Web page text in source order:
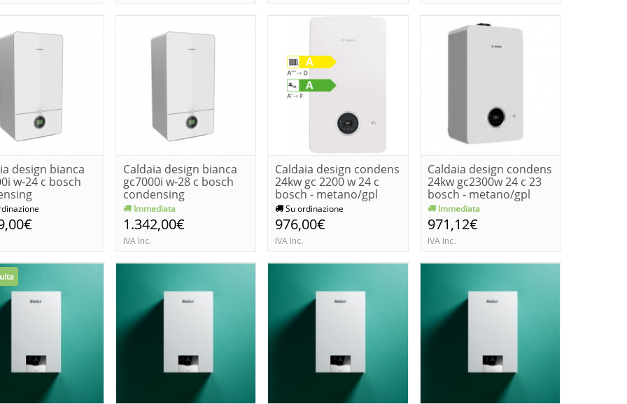
design bianca
w-24 c bosch
gpl
Caldaia design bianca
gc7000i w-28 c bosch
condensing
metano/gpl
Immediata
1.342,00€
IVA Inc.
Caldaia design condens
24kw gc 2200 w 24 c
bosch - metano/gpl
Su ordinazione
976,00€
IVA Inc.
Caldaia design condens
24kw gc2300w 24 c 23
bosch - metano/gpl
Immediata
971,12€
IVA Inc.